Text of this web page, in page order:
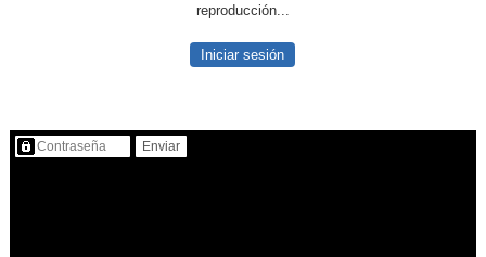
reproducción...
Iniciar sesión
Contenido protegido…